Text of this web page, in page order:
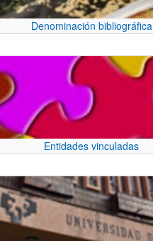
Denominación bibliográfica
Entidades vinculadas